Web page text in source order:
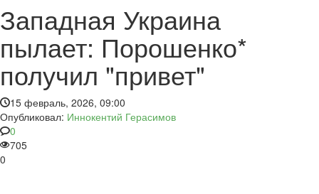
Западная Украина
пылает: Порошенко*
получил "привет"
15 февраль, 2026, 09:00
Опубликовал: Иннокентий Герасимов
0
705
0